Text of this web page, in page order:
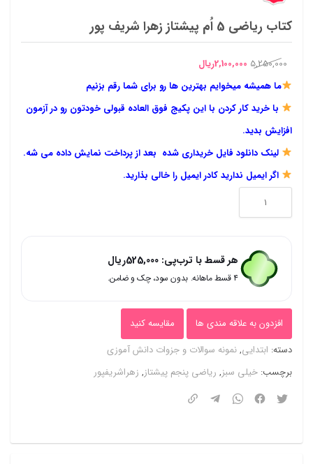
کتاب ریاضی 5 اُم پیشتاز زهرا شریف پور
5,250,000 قیمت
اصلی
5,250,000ریال
بود.
2,100,000ریال
فعلی
2,100,000ریال
ما همیشه میخوایم بهترین ها رو برای شما رقم بزنیم
با خرید کار کردن با این پکیج فوق العاده قبولی خودتون رو در آزمون
افزایش بدید.
لینک دانلود فایل خریداری شده بعد از پرداخت نمایش داده می شه.
اگر ایمیل ندارید کادر ایمیل را خالی بذارید.
ریاضی
زهرا
شریف
پور
عدد
هر قسط با ترب‌پی: 525,000ریال
۴ قسط ماهانه. بدون سود، چک و ضامن.
افزدون به علاقه مندی ها
مقایسه کنید
دسته: ابتدایی,نمونه سوالات و جزوات دانش آموزی
برچسب: خیلی سبز, ریاضی پنجم پیشتاز, زهراشریفپور